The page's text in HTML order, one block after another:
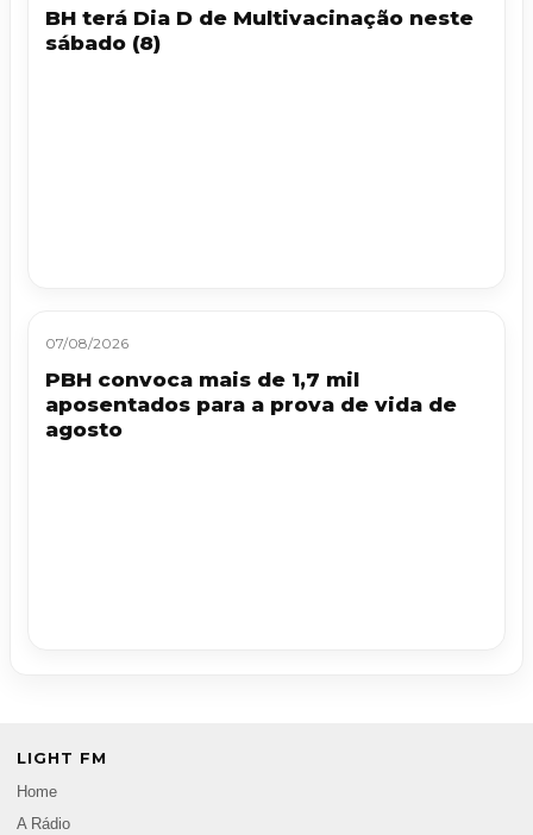
BH terá Dia D de Multivacinação neste
sábado (8)
07/08/2026
PBH convoca mais de 1,7 mil
aposentados para a prova de vida de
agosto
LIGHT FM
Home
A Rádio